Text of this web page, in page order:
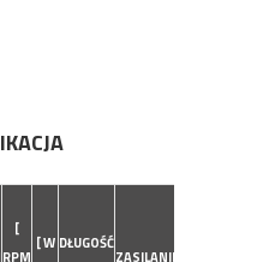
[
RPM
[ W DŁUGOŚĆ
ZASILANIE